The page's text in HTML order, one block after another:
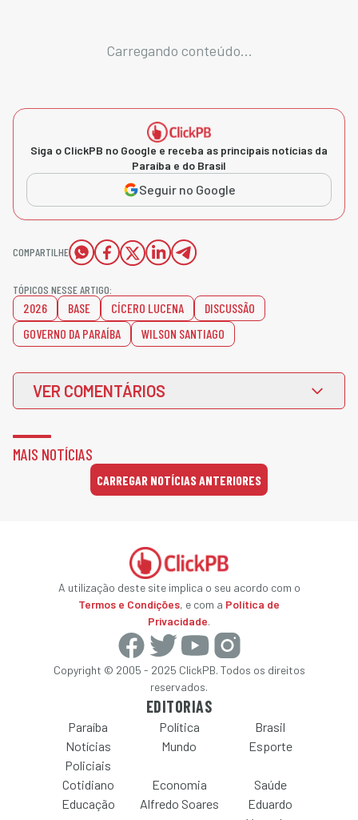
Carregando conteúdo...
Siga o ClickPB no Google e receba as principais notícias da
Paraíba e do Brasil
Seguir no Google
COMPARTILHE
TÓPICOS NESSE ARTIGO:
2026 BASE CÍCERO LUCENA
DISCUSSÃO
GOVERNO DA PARAÍBA
WILSON SANTIAGO
VER COMENTÁRIOS
MAIS NOTÍCIAS
CARREGAR NOTÍCIAS ANTERIORES
A utilização deste site implica o seu acordo com o
Termos e Condições, e com a Política de
Privacidade.
Copyright © 2005 - 2025 ClickPB. Todos os direitos
reservados.
EDITORIAS
Paraíba Política
Brasil
Notícias
Policiais
Mundo Esporte
Cotidiano Economia
Saúde
Educação
Alfredo Soares
Eduardo